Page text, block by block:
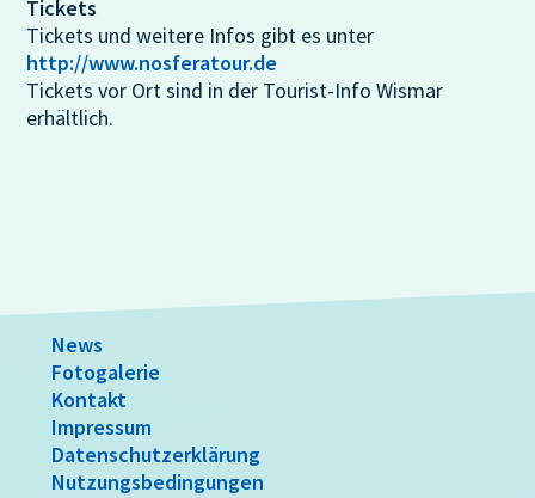
Tickets
Tickets und weitere Infos gibt es unter
http://www.nosferatour.de
Tickets vor Ort sind in der Tourist-Info Wismar
erhältlich.
News
Fotogalerie
Kontakt
Impressum
Datenschutzerklärung
Nutzungsbedingungen